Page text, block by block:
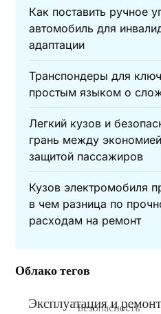
Как поставить ручное
автомобиль для
адаптации
Транспондеры для
простым языком о
Легкий кузов и
грань между
защитой пассажиров
Кузов электромобиля
в чем разница по
расходам на ремонт
Облако тегов